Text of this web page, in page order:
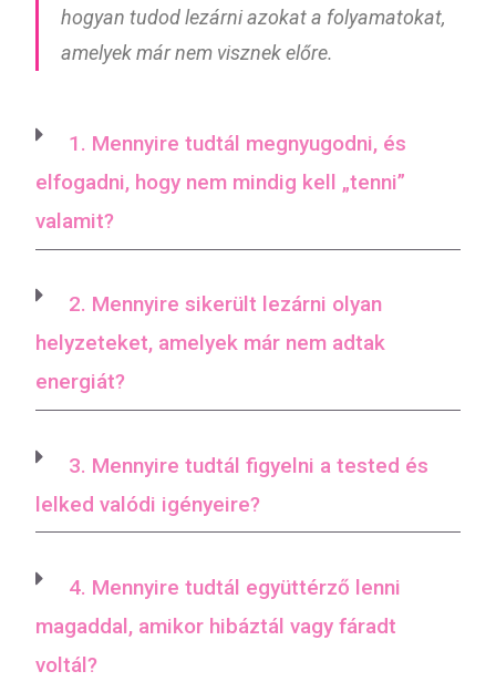
hogyan tudod lezárni azokat a folyamatokat,
amelyek már nem visznek előre.
1. Mennyire tudtál megnyugodni, és
elfogadni, hogy nem mindig kell „tenni”
valamit?
2. Mennyire sikerült lezárni olyan
helyzeteket, amelyek már nem adtak
energiát?
3. Mennyire tudtál figyelni a tested és
lelked valódi igényeire?
4. Mennyire tudtál együttérző lenni
magaddal, amikor hibáztál vagy fáradt
voltál?